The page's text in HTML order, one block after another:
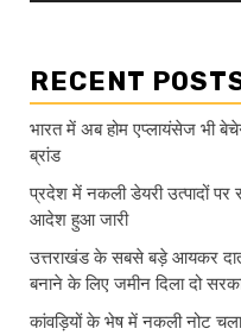
RECENT
भारत में अब होम एप्लायंसेज भी
ब्रांड
प्रदेश में नकली डेयरी उत्पादों पर
आदेश हुआ जारी
उत्तराखंड के सबसे बड़े आयकर
बनाने के लिए जमीन दिला दो
कांवड़ियों के भेष में नकली नोट